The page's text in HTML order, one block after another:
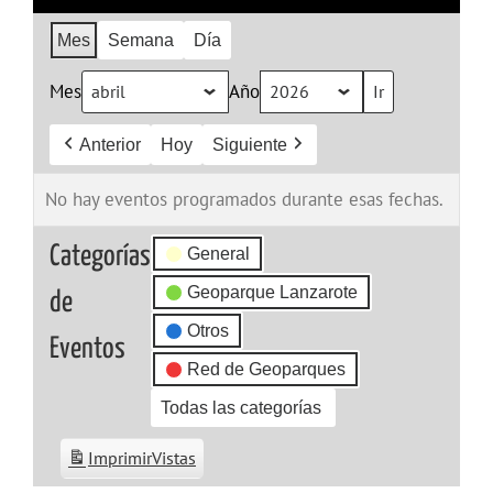
Mes Semana Día
Mes Año
Anterior Hoy Siguiente
No hay eventos programados durante esas fechas.
Categorías
de
Eventos
General
Geoparque Lanzarote
Otros
Red de Geoparques
Todas las categorías
ImprimirVistas